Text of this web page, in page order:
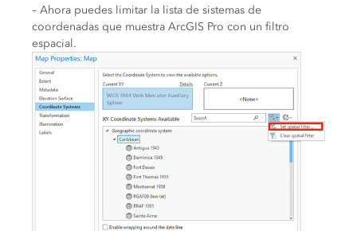
– Ahora puedes limitar la lista de sistemas de
coordenadas que muestra ArcGIS Pro con un filtro
espacial.